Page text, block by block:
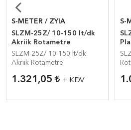
S-METER / ZYIA
SLZM-25Z/ 10-150 lt/dk
Akriik Rotametre
SLZM-25Z/ 10-150 lt/dk
Akriik Rotametre
1.321,05 + KDV
S-